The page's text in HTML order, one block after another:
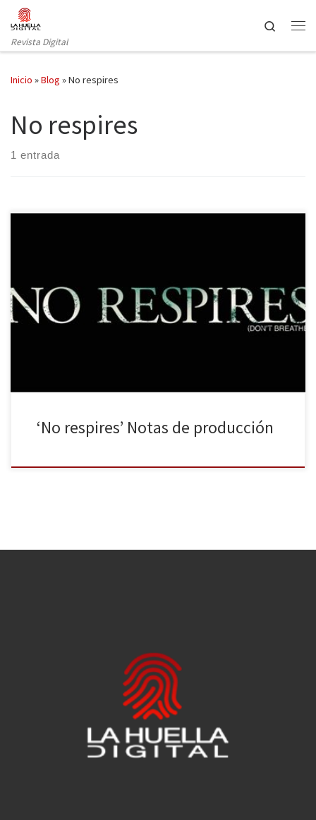
Saltar al contenido
Revista Digital
Search
Inicio »Blog »No respires
No respires
1 entrada
corre peligro en una aterradora pesadilla desencadenada en No
Respires, el segundo largometraje del guionista y director Fede
Álvarez (Posesión infernal) y el legendario realizador Sam Raimi.
‘No respires’ Notas de producción